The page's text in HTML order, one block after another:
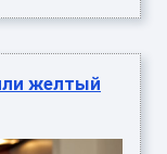
желтый